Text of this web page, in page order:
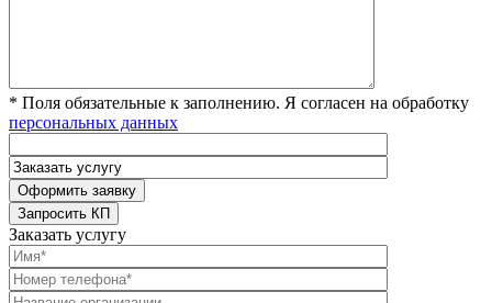
* Поля обязательные к заполнению. Я согласен на обработку
персональных данных
Заказать услугу